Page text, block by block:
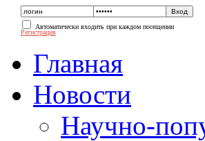
Автоматически входить при каждом посещении
Регистрация
Главная
Новости
Научно-